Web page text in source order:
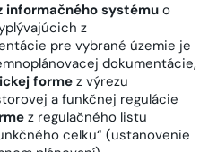
informačného systému o
z
pre vybrané územie je
dokumentácie,
forme z výrezu
a funkčnej regulácie
z regulačného listu
celku“ (ustanovenie